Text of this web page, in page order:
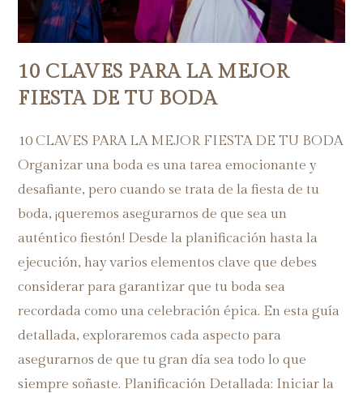
10 CLAVES PARA LA MEJOR
FIESTA DE TU BODA
10 CLAVES PARA LA MEJOR FIESTA DE TU BODA
Organizar una boda es una tarea emocionante y
desafiante, pero cuando se trata de la fiesta de tu
boda, ¡queremos asegurarnos de que sea un
auténtico fiestón! Desde la planificación hasta la
ejecución, hay varios elementos clave que debes
considerar para garantizar que tu boda sea
recordada como una celebración épica. En esta guía
detallada, exploraremos cada aspecto para
asegurarnos de que tu gran día sea todo lo que
siempre soñaste. Planificación Detallada: Iniciar la